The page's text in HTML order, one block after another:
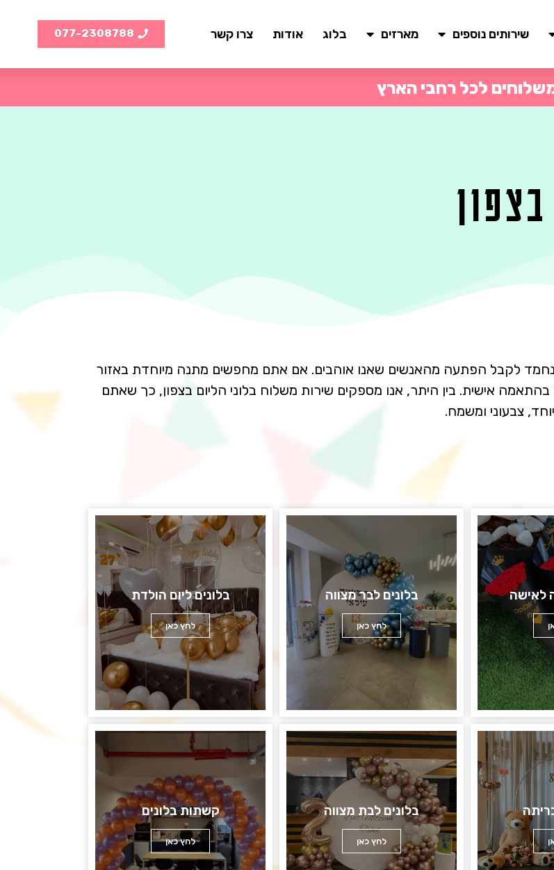
שירותים נוספים מארזים בלוג אודות צרו קשר 077-2308788
לכל רחבי הארץ
נחמד לקבל הפתעה מהאנשים שאנו אוהבים. אם אתם מחפשים מתנה מיוחדת באזור
בהתאמה אישית. בין היתר, אנו מספקים שירות משלוח בלוני הליום בצפון, כך שאתם
צבעוני ומשמח.
לאישה בלונים לבר מצווה
לחץ כאן
בלונים ליום הולדת
לחץ כאן
בלונים לבת מצווה
לחץ כאן
קשתות בלונים
לחץ כאן